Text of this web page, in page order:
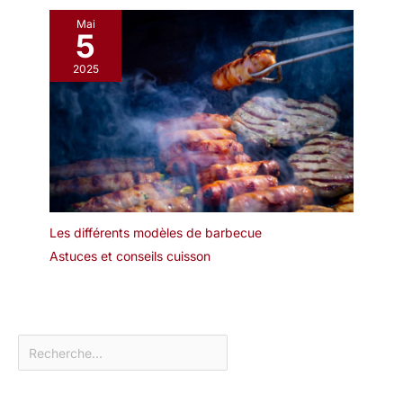
fabriqué dans un
matériau de haute qualité
et n'absorbe ni les
odeurs ni les taches. Il
peut être rincé avec un
peu de liquide vaisselle et
d'eau et est très facile à
entretenir. Afin de
prolonger sa durée de
vie, il est recommandé de
ne pas le nettoyer au
nettoyage, il doit être
séché afin de le garder
difficultés, n'hésitez pas
vous répondrons dans
présentation plus
esthétique. Le plateau utilise
efficacement l'espace limité
de la table et garantit une
présentation élégante.
Lorsqu'il n'est pas utilisé, les
3 étagères du plateau
peuvent être démontées et
empilées pour un rangement
pratique Convient à de
Nombreuses Occasions et à
de Multiples Usages: Ce
étagères est idéal pour les
Mai
5
2025
Les différents modèles de barbecue
Astuces et conseils cuisson